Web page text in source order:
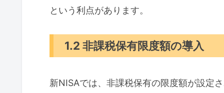
という利点があります。
1.2 非課税保有限度額の導入
新NISAでは、非課税保有の限度額が設定